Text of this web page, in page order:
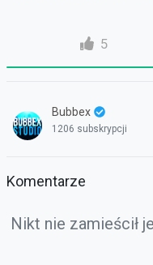
5
Bubbex
1206 subskrypcji
Komentarze
Nikt nie zamieścił